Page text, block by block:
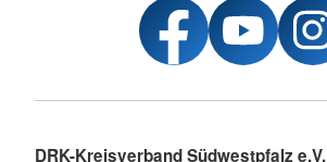
DRK-Kreisverband Südwestpfalz e.V.